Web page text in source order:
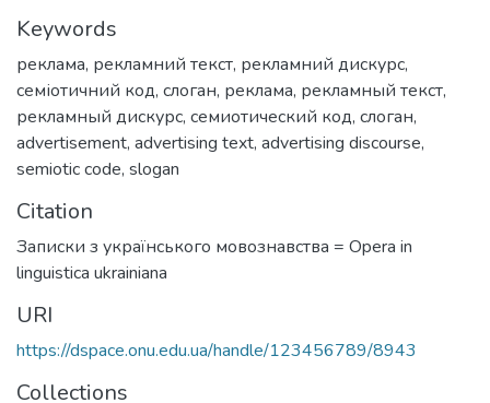
Keywords
реклама, рекламний текст, рекламний дискурс,
семіотичний код, слоган, реклама, рекламный текст,
рекламный дискурс, семиотический код, слоган,
advertisement, advertising text, advertising discourse,
semiotic code, slogan
Citation
Записки з українського мовознавства = Opera in
linguistica ukrainiana
URI
https://dspace.onu.edu.ua/handle/123456789/8943
Collections